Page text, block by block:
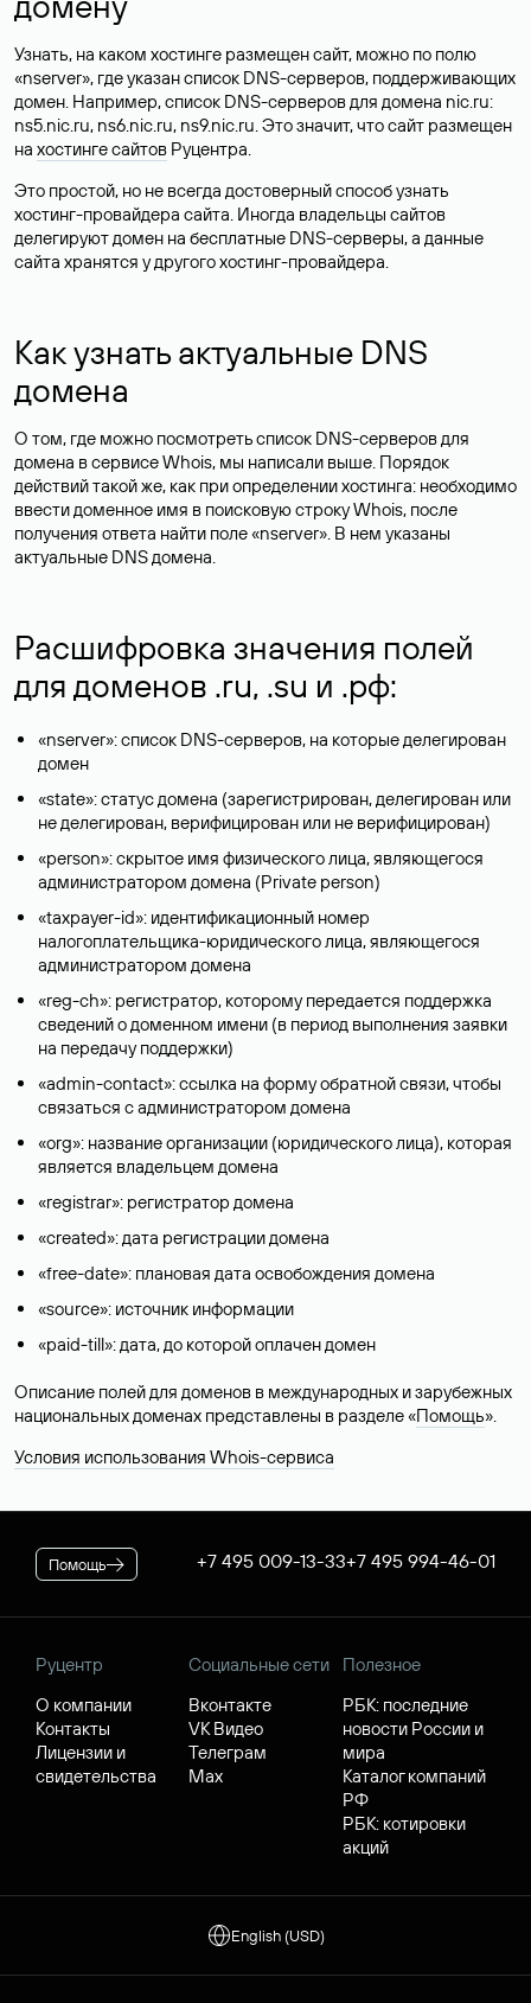
Узнать, на каком хостинге размещен сайт, можно по полю
«nserver», где указан список DNS-серверов, поддерживающих
домен. Например, список DNS-серверов для домена nic.ru:
ns5.nic.ru, ns6.nic.ru, ns9.nic.ru. Это значит, что сайт размещен
на хостинге сайтов Руцентра.
Это простой, но не всегда достоверный способ узнать
хостинг-провайдера сайта. Иногда владельцы сайтов
делегируют домен на бесплатные DNS-серверы, а данные
сайта хранятся у другого хостинг-провайдера.
Как узнать актуальные DNS
домена
О том, где можно посмотреть список DNS-серверов для
домена в сервисе Whois, мы написали выше. Порядок
действий такой же, как при определении хостинга: необходимо
ввести доменное имя в поисковую строку Whois, после
получения ответа найти поле «nserver». В нем указаны
актуальные DNS домена.
Расшифровка значения полей
для доменов .ru, .su и .рф:
«nserver»: список DNS-серверов, на которые делегирован
домен
«state»: статус домена (зарегистрирован, делегирован или
не делегирован, верифицирован или не верифицирован)
«person»: скрытое имя физического лица, являющегося
администратором домена (Privatе person)
«taxpayer-id»: идентификационный номер
налогоплательщика-юридического лица, являющегося
администратором домена
«reg-ch»: регистратор, которому передается поддержка
сведений о доменном имени (в период выполнения заявки
на передачу поддержки)
«admin-contact»: ссылка на форму обратной связи, чтобы
связаться с администратором домена
«org»: название организации (юридического лица), которая
является владельцем домена
«registrar»: регистратор домена
«created»: дата регистрации домена
«free-date»: плановая дата освобождения домена
«source»: источник информации
«paid-till»: дата, до которой оплачен домен
Описание полей для доменов в международных и зарубежных
национальных доменах представлены в разделе «Помощь».
Условия использования Whois-сервиса
Помощь +7 495 009-13-33+7 495 994-46-01
Руцентр
О компании
Контакты
Лицензии и
свидетельства
Социальные сети
Вконтакте
VK Видео
Телеграм
Max
Полезное
РБК: последние
новости России и
мира
Каталог компаний
РФ
РБК: котировки
акций
English (USD)